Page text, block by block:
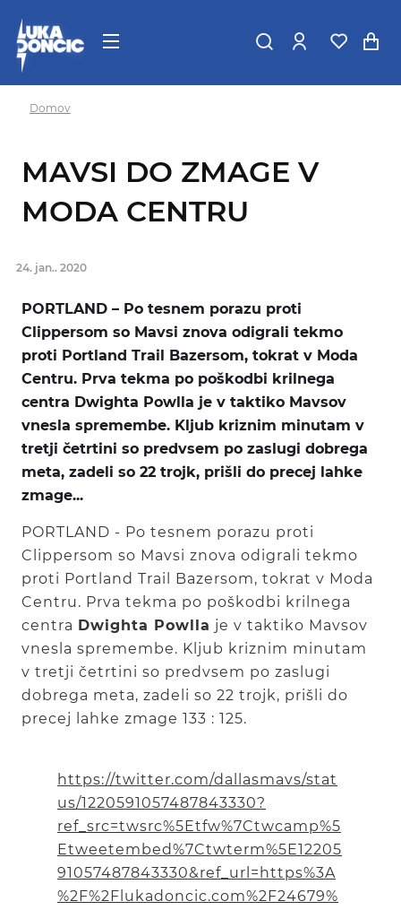
MAVSI DO ZMAGE V
MODA CENTRU
24. jan.. 2020
PORTLAND – Po tesnem porazu proti
Clippersom so Mavsi znova odigrali tekmo
proti Portland Trail Bazersom, tokrat v Moda
Centru. Prva tekma po poškodbi krilnega
centra Dwighta Powlla je v taktiko Mavsov
vnesla spremembe. Kljub kriznim minutam v
tretji četrtini so predvsem po zaslugi dobrega
meta, zadeli so 22 trojk, prišli do precej lahke
zmage...
PORTLAND - Po tesnem porazu proti
Clippersom so Mavsi znova odigrali tekmo
proti Portland Trail Bazersom, tokrat v Moda
Centru. Prva tekma po poškodbi krilnega
centra Dwighta Powlla je v taktiko Mavsov
vnesla spremembe. Kljub kriznim minutam
v tretji četrtini so predvsem po zaslugi
dobrega meta, zadeli so 22 trojk, prišli do
precej lahke zmage 133 : 125.
https://twitter.com/dallasmavs/stat
us/1220591057487843330?
ref_src=twsrc%5Etfw%7Ctwcamp%5
Etweetembed%7Ctwterm%5E12205
91057487843330&ref_url=https%3A
%2F%2Flukadoncic.com%2F24679%
Domov